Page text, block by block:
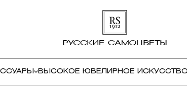
ВЫСОКОЕ ЮВЕЛИРНОЕ ИСКУССТВО